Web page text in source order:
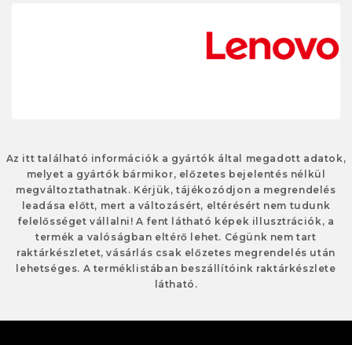
Az itt található információk a gyártók által megadott adatok,
melyet a gyártók bármikor, előzetes bejelentés nélkül
megváltoztathatnak. Kérjük, tájékozódjon a megrendelés
leadása előtt, mert a változásért, eltérésért nem tudunk
felelősséget vállalni! A fent látható képek illusztrációk, a
termék a valóságban eltérő lehet. Cégünk nem tart
raktárkészletet, vásárlás csak előzetes megrendelés után
lehetséges. A terméklistában beszállítóink raktárkészlete
látható.